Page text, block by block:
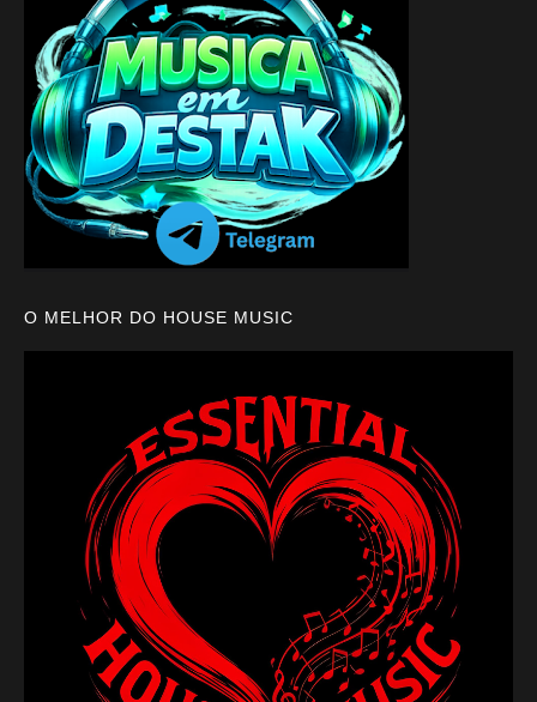
O MELHOR DO HOUSE MUSIC